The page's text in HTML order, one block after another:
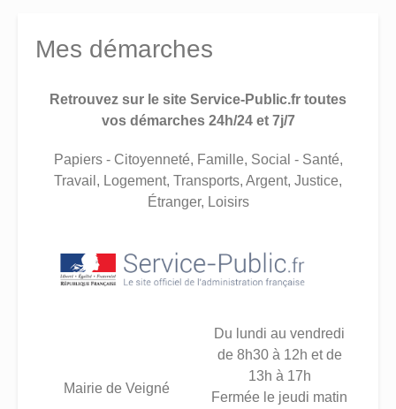
Mes démarches
Retrouvez sur le site Service-Public.fr toutes
vos démarches 24h/24 et 7j/7
Papiers - Citoyenneté, Famille, Social - Santé,
Travail, Logement, Transports, Argent, Justice,
Étranger, Loisirs
Mairie de Veigné
Du lundi au vendredi
de 8h30 à 12h et de
13h à 17h
Fermée le jeudi matin